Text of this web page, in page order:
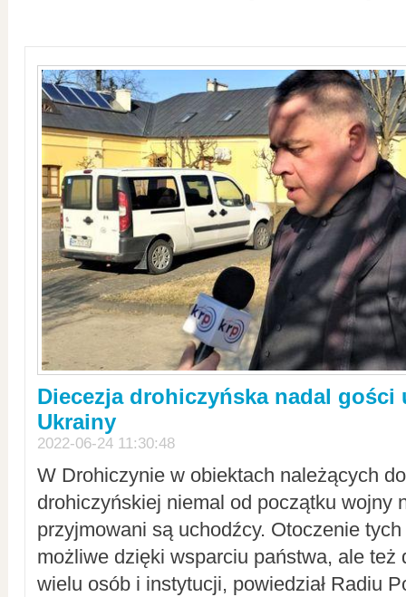
Diecezja drohiczyńska nadal gości
Ukrainy
2022-06-24 11:30:48
W Drohiczynie w obiektach należących
drohiczyńskiej niemal od początku wojny
przyjmowani są uchodźcy. Otoczenie
możliwe dzięki wsparciu państwa, ale też
wielu osób i instytucji, powiedział Radiu